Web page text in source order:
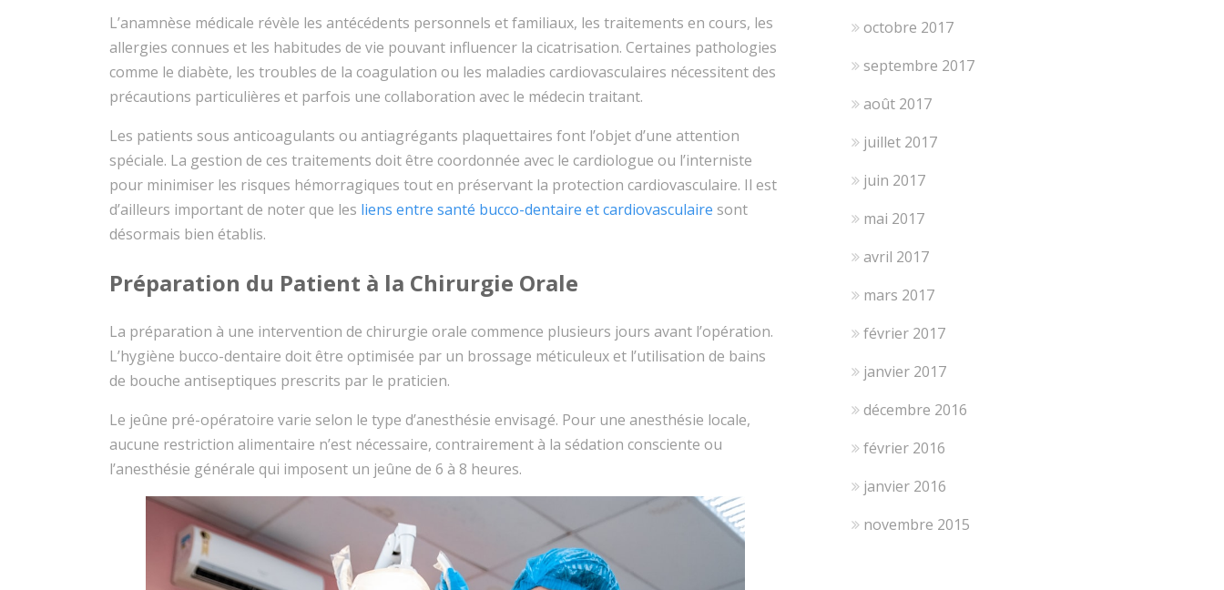
L’anamnèse médicale révèle les antécédents personnels et familiaux, les traitements en cours, les
allergies connues et les habitudes de vie pouvant influencer la cicatrisation. Certaines pathologies
comme le diabète, les troubles de la coagulation ou les maladies cardiovasculaires nécessitent des
précautions particulières et parfois une collaboration avec le médecin traitant.
Les patients sous anticoagulants ou antiagrégants plaquettaires font l’objet d’une attention
spéciale. La gestion de ces traitements doit être coordonnée avec le cardiologue ou l’interniste
pour minimiser les risques hémorragiques tout en préservant la protection cardiovasculaire. Il est
d’ailleurs important de noter que les liens entre santé bucco-dentaire et cardiovasculaire sont
désormais bien établis.
Préparation du Patient à la Chirurgie Orale
La préparation à une intervention de chirurgie orale commence plusieurs jours avant l’opération.
L’hygiène bucco-dentaire doit être optimisée par un brossage méticuleux et l’utilisation de bains
de bouche antiseptiques prescrits par le praticien.
Le jeûne pré-opératoire varie selon le type d’anesthésie envisagé. Pour une anesthésie locale,
aucune restriction alimentaire n’est nécessaire, contrairement à la sédation consciente ou
l’anesthésie générale qui imposent un jeûne de 6 à 8 heures.
octobre 2017
septembre 2017
août 2017
juillet 2017
juin 2017
mai 2017
avril 2017
mars 2017
février 2017
janvier 2017
décembre 2016
février 2016
janvier 2016
novembre 2015